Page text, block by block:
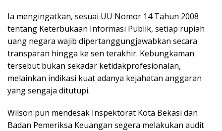
Ia mengingatkan, sesuai UU Nomor 14 Tahun 2008
tentang Keterbukaan Informasi Publik, setiap rupiah
uang negara wajib dipertanggungjawabkan secara
transparan hingga ke sen terakhir. Kebungkaman
tersebut bukan sekadar ketidakprofesionalan,
melainkan indikasi kuat adanya kejahatan anggaran
yang sengaja ditutupi.
Wilson pun mendesak Inspektorat Kota Bekasi dan
Badan Pemeriksa Keuangan segera melakukan audit